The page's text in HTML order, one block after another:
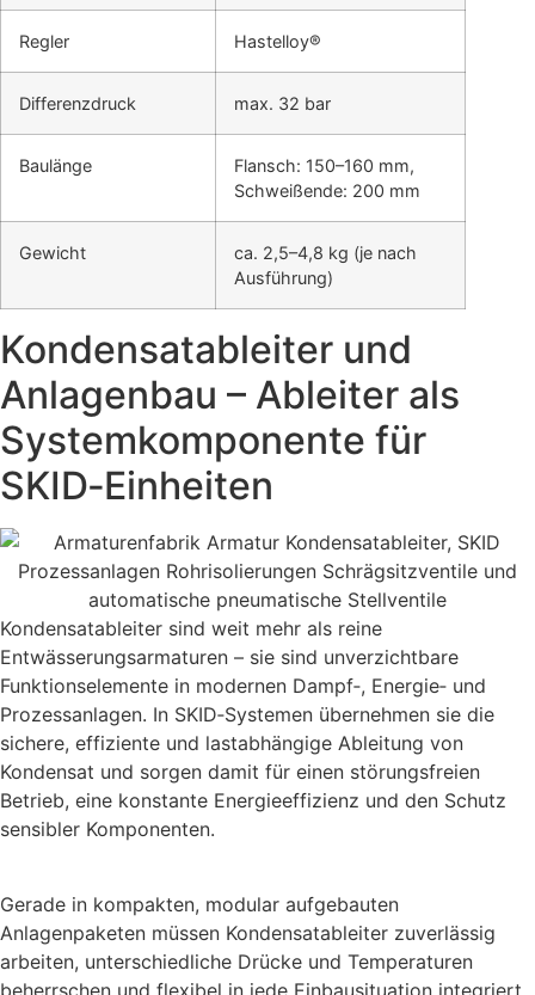
Regler Hastelloy®
Differenzdruck max. 32 bar
Baulänge
Flansch: 150–160 mm,
Schweißende: 200 mm
Gewicht
ca. 2,5–4,8 kg (je nach
Ausführung)
Kondensatableiter und
Anlagenbau – Ableiter als
Systemkomponente für
SKID‑Einheiten
Kondensatableiter sind weit mehr als reine
Entwässerungsarmaturen – sie sind unverzichtbare
Funktionselemente in modernen Dampf‑, Energie‑ und
Prozessanlagen. In SKID‑Systemen übernehmen sie die
sichere, effiziente und lastabhängige Ableitung von
Kondensat und sorgen damit für einen störungsfreien
Betrieb, eine konstante Energieeffizienz und den Schutz
sensibler Komponenten.
Gerade in kompakten, modular aufgebauten
Anlagenpaketen müssen Kondensatableiter zuverlässig
arbeiten, unterschiedliche Drücke und Temperaturen
beherrschen und flexibel in jede Einbausituation integriert